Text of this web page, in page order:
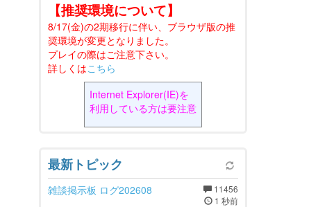
【推奨環境について】
8/17(金)の2期移行に伴い、ブラウザ版の推
奨環境が変更となりました。
プレイの際はご注意下さい。
詳しくはこちら
Internet Explorer(IE)を
利用している方は要注意
最新トピック
11456
1 秒前
雑談掲示板 ログ202608